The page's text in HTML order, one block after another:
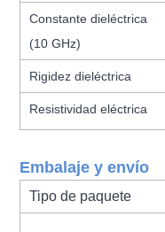
Constante dieléctrica
(10 GHz)
Rigidez dieléctrica
Resistividad eléctrica
Embalaje y envío
Tipo de paquete